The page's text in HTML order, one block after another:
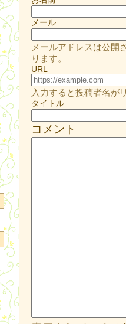
メール
メールアドレスは公開
ります。
URL
入力すると投稿者名が
タイトル
コメント